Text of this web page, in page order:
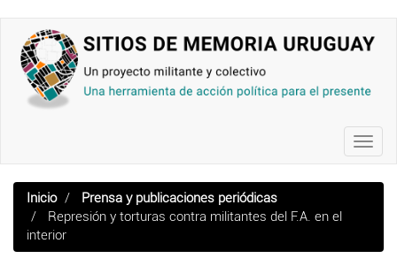
contenido
principal
Inicio
Prensa y publicaciones periódicas
Represión y torturas contra militantes del F.A. en el
interior